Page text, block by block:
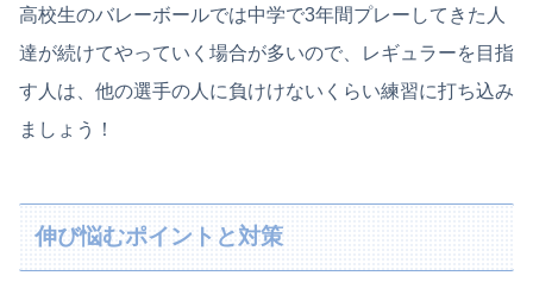
高校生のバレーボールでは中学で3年間プレーしてきた人
達が続けてやっていく場合が多いので、レギュラーを目指
す人は、他の選手の人に負けけないくらい練習に打ち込み
ましょう！
伸び悩むポイントと対策